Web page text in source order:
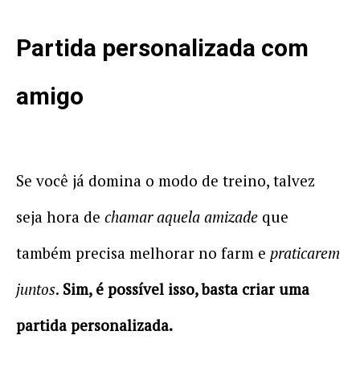
Partida personalizada com
amigo
Se você já domina o modo de treino, talvez
seja hora de chamar aquela amizade que
também precisa melhorar no farm e praticarem
juntos. Sim, é possível isso, basta criar uma
partida personalizada.